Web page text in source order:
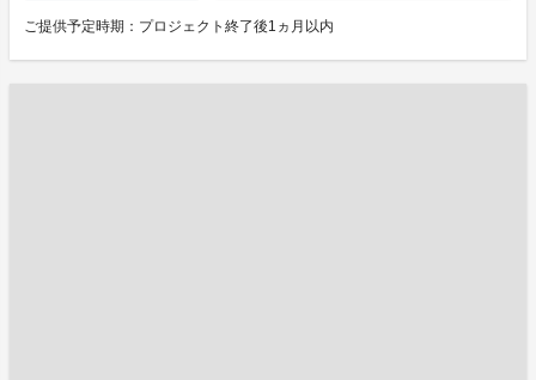
ご提供予定時期：プロジェクト終了後1ヵ月以内